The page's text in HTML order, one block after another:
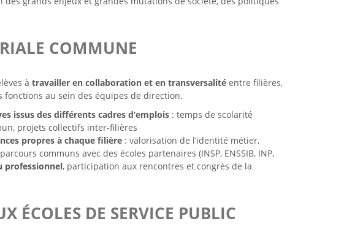
COMMUNE
à travailler en collaboration et en transversalitéentre filières,
au sein des équipes de direction.
issus des différents cadres d’emplois: temps de scolarité
projets collectifs inter-filières
propres à chaque filière: valorisation de l’identité métier,
communs avec des écoles partenaires (INSP, ENSSIB, INP,
professionnel, participation aux rencontres et congrès de la
ÉCOLES DE SERVICE PUBLIC